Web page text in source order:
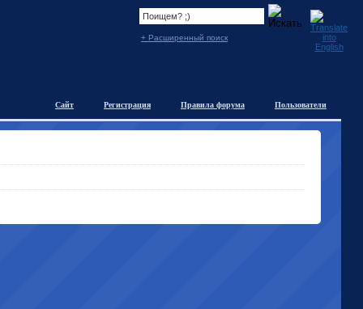
+ Расширенный поиск
Пользователи
Правила форума
Регистрация
Сайт